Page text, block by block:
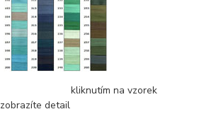
kliknutím na vzorek
zobrazíte detail